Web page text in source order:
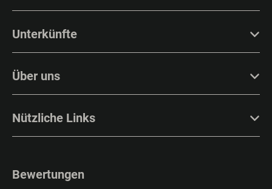
Unterkünfte
Über uns
Nützliche Links
Bewertungen